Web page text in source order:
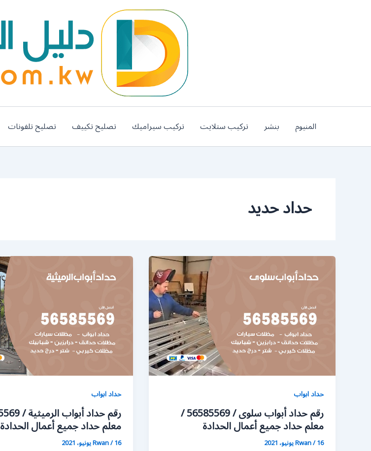
المنيوم بنشر تركيب ستلايت تركيب سيراميك تصليح تكييف تصليح تلفونات
حداد حديد
حداد ابواب
رقم حداد أبواب سلوى / 56585569 /
معلم حداد جميع أعمال الحدادة
Rwan/16 يونيو، 2021
حداد ابواب
معلم حداد جميع أعمال الحدادة
Rwan/16 يونيو، 2021